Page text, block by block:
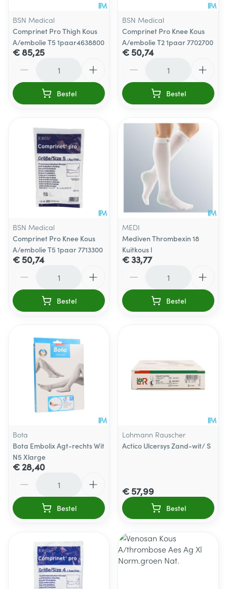
BSN Medical
Comprinet Pro Thigh Kous
A/embolie T5 1paar4638800
€ 85,25
Bestel
BSN Medical
Comprinet Pro Knee Kous
A/embolie T2 1paar 7702700
€ 50,74
Bestel
BSN Medical
Comprinet Pro Knee Kous
A/embolie T5 1paar 7713300
€ 50,74
Bestel
MEDI
Mediven Thrombexin 18
Kuitkous l
€ 33,77
Bestel
Bota
Bota Embolix Agt-rechts Wit
N5 Xlarge
€ 28,40
Bestel
Lohmann Rauscher
Actico Ulcersys Zand-wit/ S
€ 57,99
Bestel